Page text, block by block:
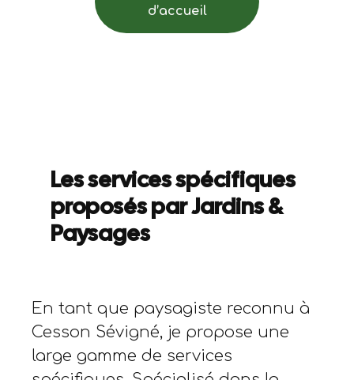
d’accueil
Les services spécifiques
proposés par Jardins &
Paysages
En tant que paysagiste reconnu à
Cesson Sévigné, je propose une
large gamme de services